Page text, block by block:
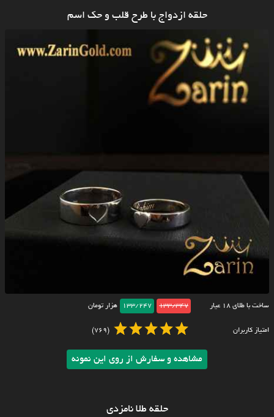
حلقه ازدواج با طرح قلب و حک اسم
ساخت با طلای ۱۸ عیار 133/347
133/247 هزار تومان
امتیاز کاربران (769)
مشاهده و سفارش از روی این نمونه
حلقه طلا نامزدی